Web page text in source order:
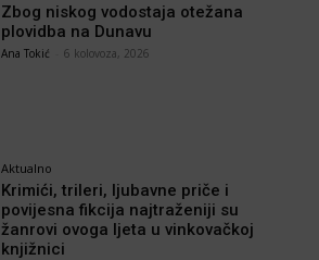
Zbog niskog vodostaja otežana
plovidba na Dunavu
Ana Tokić 6 kolovoza, 2026
Aktualno
Krimići, trileri, ljubavne priče i
povijesna fikcija najtraženiji su
žanrovi ovoga ljeta u vinkovačkoj
knjižnici